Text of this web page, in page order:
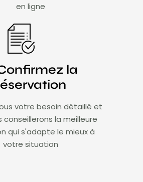
en ligne
la
votre besoin détaillé et
conseillerons la meilleure
qui s'adapte le mieux à
votre situation​